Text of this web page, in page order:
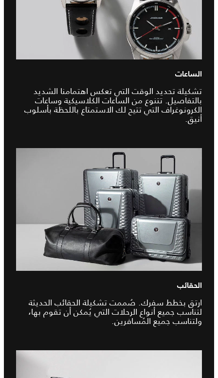
الساعات
تشكيلة تحديد الوقت التي تعكس اهتمامنا الشديد
بالتفاصيل. تتنوع من الساعات الكلاسيكية وساعات
الكرونوغراف التي تتيح لك الاستمتاع باللحظة بأسلوب
أنيق.
الحقائب
ارتق بخطط سفرك. صُممت تشكيلة الحقائب الحديثة
لتناسب جميع أنواع الرحلات التي يُمكن أن تقوم بها،
ولتناسب جميع المُسافرين.